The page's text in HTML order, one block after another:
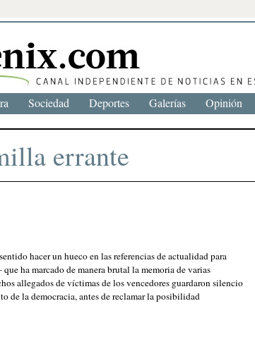
errante
hacer un hueco en las referencias de actualidad para
ha marcado de manera brutal la memoria de varias
allegados de víctimas de los vencedores guardaron silencio
de la democracia, antes de reclamar la posibilidad
Sociedad Deportes Galerías Opinión